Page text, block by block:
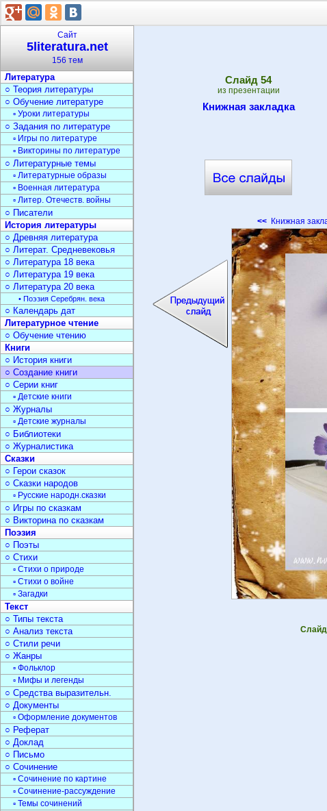
Cлайд 54
из презентации
Книжная закладка
<< Книжная
Сайт
5literatura.net
156 тем
Литература
○ Теория литературы
○ Обучение литературе
▫ Уроки литературы
○ Задания по литературе
▫ Игры по литературе
▫ Викторины по литературе
○ Литературные темы
▫ Литературные образы
▫ Военная литература
▫ Литер. Отечеств. войны
○ Писатели
История литературы
○ Древняя литература
○ Литерат. Средневековья
○ Литература 18 века
○ Литература 19 века
○ Литература 20 века
• Поэзия Серебрян. века
○ Календарь дат
Литературное чтение
○ Обучение чтению
Книги
○ История книги
○ Создание книги
○ Серии книг
▫ Детские книги
○ Журналы
▫ Детские журналы
○ Библиотеки
○ Журналистика
Сказки
○ Герои сказок
○ Сказки народов
▫ Русские народн.сказки
○ Игры по сказкам
○ Викторина по сказкам
Поэзия
○ Поэты
○ Стихи
▫ Стихи о природе
▫ Стихи о войне
▫ Загадки
Текст
○ Типы текста
○ Анализ текста
○ Стили речи
○ Жанры
▫ Фольклор
▫ Мифы и легенды
○ Средства выразительн.
○ Документы
▫ Оформление документов
○ Реферат
○ Доклад
○ Письмо
○ Сочинение
▫ Сочинение по картине
▫ Сочинение-рассуждение
▫ Темы сочинений